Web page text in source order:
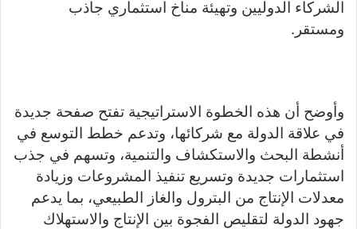
الشركاء الدوليين وتهيئة مناخ استثماري جاذب
ومستقر.
وأوضح أن هذه الخطوة الاستراتيجية تفتح صفحة جديدة
في علاقة الدولة مع شركائها، وتدعم خطط التوسع في
أنشطة البحث والاستكشاف والتنمية، وتسهم في جذب
استثمارات جديدة وتسريع تنفيذ المشروعات وزيادة
معدلات الإنتاج من البترول والغاز الطبيعي، بما يدعم
جهود الدولة لتقليص الفجوة بين الإنتاج والاستهلاك